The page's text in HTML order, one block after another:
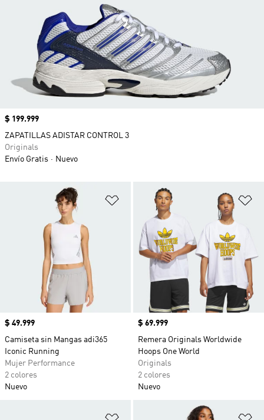
Añadir a la lista de deseos
Precio
$ 49.999
Camiseta sin Mangas adi365
Iconic Running
Mujer Performance
2 colores
Nuevo
Precio
$ 69.999
Remera Originals Worldwide
Hoops One World
Originals
2 colores
Nuevo
Añadir a la lista de deseos
Precio
$ 199.999
ZAPATILLAS ADISTAR CONTROL 3
Originals
Envío Gratis
Nuevo